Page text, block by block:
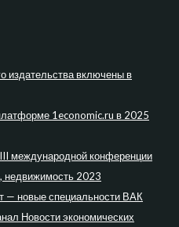
издательства включены в
1economic.ru в 2025
международной конференции
недвижимость 2023
— новые специальности ВАК
Новости экономических